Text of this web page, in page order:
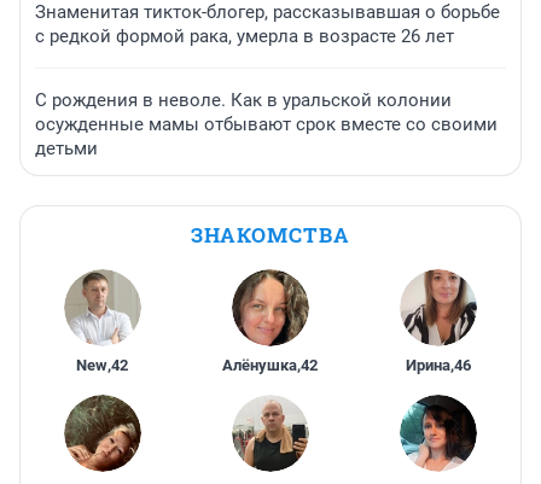
Знаменитая тикток-блогер, рассказывавшая о борьбе
с редкой формой рака, умерла в возрасте 26 лет
С рождения в неволе. Как в уральской колонии
осужденные мамы отбывают срок вместе со своими
детьми
ЗНАКОМСТВА
New,42 Алёнушка,42 Ирина,46